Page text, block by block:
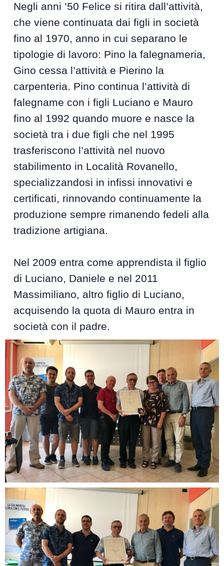
Negli anni ’50 Felice si ritira dall’attività,
che viene continuata dai figli in società
fino al 1970, anno in cui separano le
tipologie di lavoro: Pino la falegnameria,
Gino cessa l’attività e Pierino la
carpenteria. Pino continua l’attività di
falegname con i figli Luciano e Mauro
fino al 1992 quando muore e nasce la
società tra i due figli che nel 1995
trasferiscono l’attività nel nuovo
stabilimento in Località Rovanello,
specializzandosi in infissi innovativi e
certificati, rinnovando continuamente la
produzione sempre rimanendo fedeli alla
tradizione artigiana.
Nel 2009 entra come apprendista il figlio
di Luciano, Daniele e nel 2011
Massimiliano, altro figlio di Luciano,
acquisendo la quota di Mauro entra in
società con il padre.